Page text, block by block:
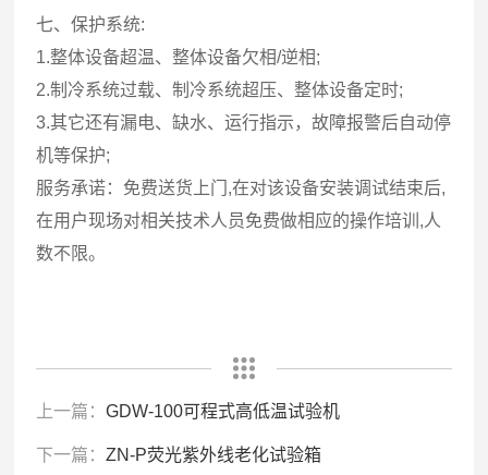
七、保护系统:
1.整体设备超温、整体设备欠相/逆相;
2.制冷系统过载、制冷系统超压、整体设备定时;
3.其它还有漏电、缺水、运行指示，故障报警后自动停
机等保护;
服务承诺：免费送货上门,在对该设备安装调试结束后,
在用户现场对相关技术人员免费做相应的操作培训,人
数不限。
上一篇：GDW-100可程式高低温试验机
下一篇：ZN-P荧光紫外线老化试验箱